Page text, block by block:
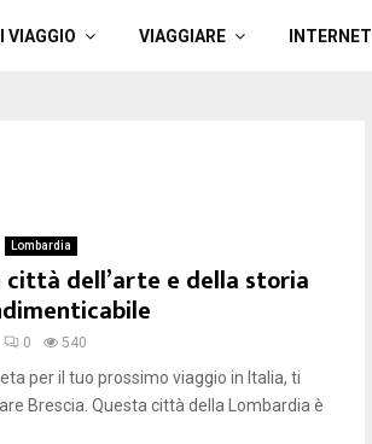
VIAGGIO VIAGGIARE INTERNET
Lombardia
città dell’arte e della storia
0 540
per il tuo prossimo viaggio in Italia, ti
Brescia. Questa città della Lombardia è